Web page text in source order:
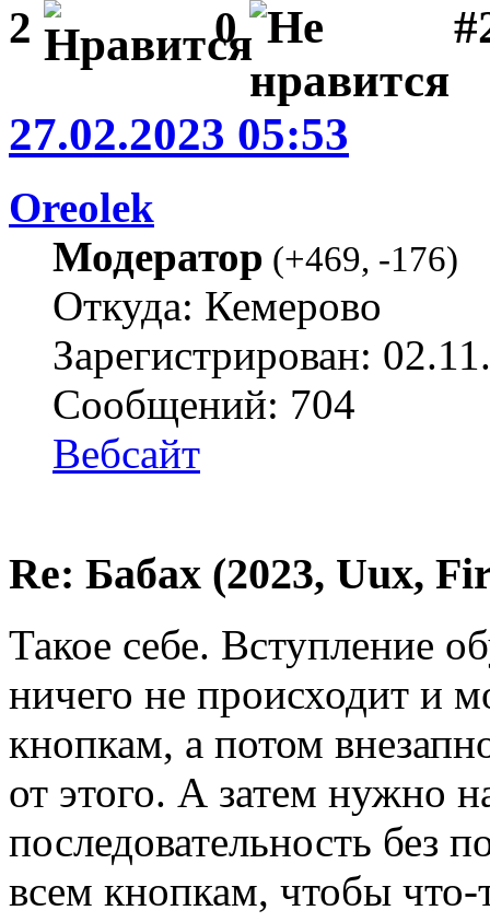
2 0
27.02.2023 05:53
Oreolek
Модератор (+469, -176)
Откуда: Кемерово
Зарегистрирован:
Сообщений: 704
Вебсайт
Re: Бабах (2023, Uux,
Такое себе. Вступление
ничего не происходит и
кнопкам, а потом
от этого. А затем нужно
последовательность без
всем кнопкам, чтобы